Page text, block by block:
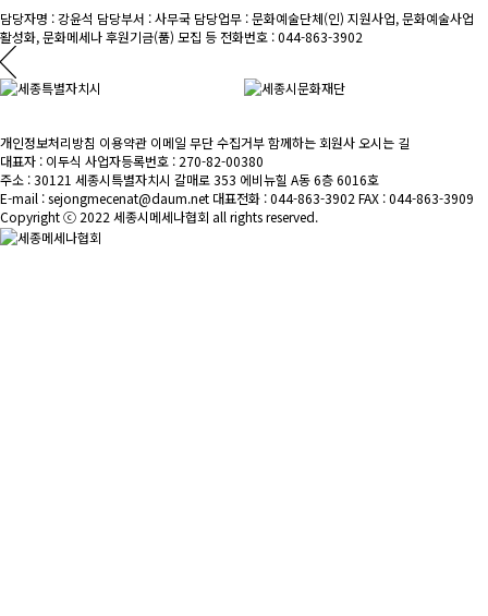
담당자명 : 강윤석 담당부서 : 사무국 담당업무 : 문화예술단체(인) 지원사업, 문화예술사업
활성화, 문화메세나 후원기금(품) 모집 등 전화번호 : 044-863-3902
개인정보처리방침 이용약관 이메일 무단 수집거부함께하는 회원사오시는 길
대표자 : 이두식 사업자등록번호 : 270-82-00380
주소 : 30121 세종시특별자치시 갈매로 353 에비뉴힐 A동 6층 6016호
E-mail : sejongmecenat@daum.net 대표전화 : 044-863-3902 FAX : 044-863-3909
Copyright ⓒ 2022 세종시메세나협회 all rights reserved.